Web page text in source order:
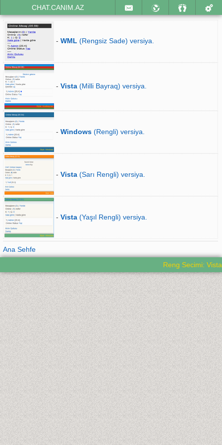
CHAT.CANIM.AZ
- WML (Rengsiz Sade) versiya.
- Vista (Milli Bayraq) versiya.
- Windows (Rengli) versiya.
- Vista (Sarı Rengli) versiya.
- Vista (Yaşıl Rengli) versiya.
Ana Sehfe
Reng Secimi: Vista